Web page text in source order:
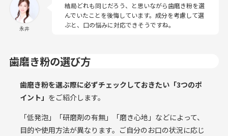
永井
結局どれも同じだろう、と思いながら歯磨き粉を選
んでいたことを後悔しています。成分を考慮して選
ぶと、口の悩みに対応できそうですね。
歯磨き粉の選び方
歯磨き粉を選ぶ際に必ずチェックしておきたい「3つのポ
イント」 をご紹介します。
「低発泡」「研磨剤の有無」「磨き心地」などによって、
目的や使用方法が異なります。ご自分のお口の状況に応じ